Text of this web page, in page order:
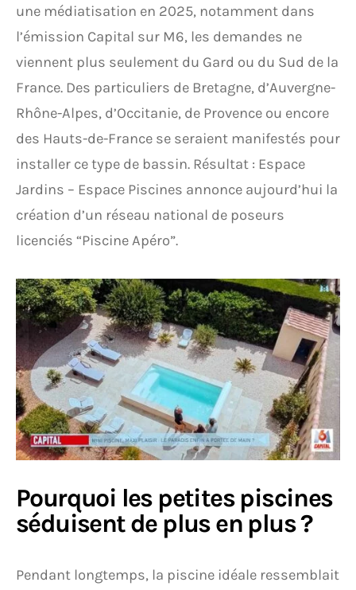
une médiatisation en 2025, notamment dans
l’émission Capital sur M6, les demandes ne
viennent plus seulement du Gard ou du Sud de la
France. Des particuliers de Bretagne, d’Auvergne-
Rhône-Alpes, d’Occitanie, de Provence ou encore
des Hauts-de-France se seraient manifestés pour
installer ce type de bassin. Résultat : Espace
Jardins – Espace Piscines annonce aujourd’hui la
création d’un réseau national de poseurs
licenciés “Piscine Apéro”.
Pourquoi les petites piscines
séduisent de plus en plus ?
Pendant longtemps, la piscine idéale ressemblait